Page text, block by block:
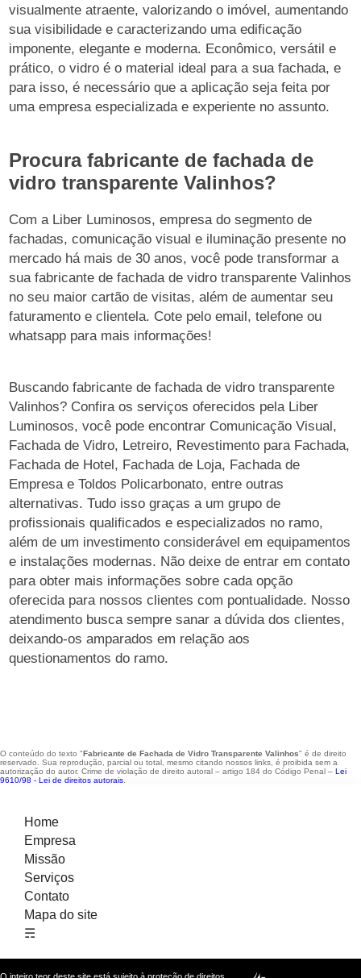
visualmente atraente, valorizando o imóvel, aumentando
sua visibilidade e caracterizando uma edificação
imponente, elegante e moderna. Econômico, versátil e
prático, o vidro é o material ideal para a sua fachada, e
para isso, é necessário que a aplicação seja feita por
uma empresa especializada e experiente no assunto.
Procura fabricante de fachada de
vidro transparente Valinhos?
Com a Liber Luminosos, empresa do segmento de
fachadas, comunicação visual e iluminação presente no
mercado há mais de 30 anos, você pode transformar a
sua fabricante de fachada de vidro transparente Valinhos
no seu maior cartão de visitas, além de aumentar seu
faturamento e clientela. Cote pelo email, telefone ou
whatsapp para mais informações!
Buscando fabricante de fachada de vidro transparente
Valinhos? Confira os serviços oferecidos pela Liber
Luminosos, você pode encontrar Comunicação Visual,
Fachada de Vidro, Letreiro, Revestimento para Fachada,
Fachada de Hotel, Fachada de Loja, Fachada de
Empresa e Toldos Policarbonato, entre outras
alternativas. Tudo isso graças a um grupo de
profissionais qualificados e especializados no ramo,
além de um investimento considerável em equipamentos
e instalações modernas. Não deixe de entrar em contato
para obter mais informações sobre cada opção
oferecida para nossos clientes com pontualidade. Nosso
atendimento busca sempre sanar a dúvida dos clientes,
deixando-os amparados em relação aos
questionamentos do ramo.
O conteúdo do texto "Fabricante de Fachada de Vidro Transparente Valinhos" é de direito
reservado. Sua reprodução, parcial ou total, mesmo citando nossos links, é proibida sem a
autorização do autor. Crime de violação de direito autoral – artigo 184 do Código Penal – Lei
9610/98 - Lei de direitos autorais
Home
Empresa
Missão
Serviços
Contato
Mapa do site
☴
O inteiro teor deste site está sujeito à proteção de direitos